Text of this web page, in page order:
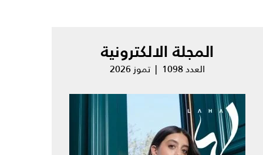
المجلة الالكترونية
العدد 1098 | تموز 2026